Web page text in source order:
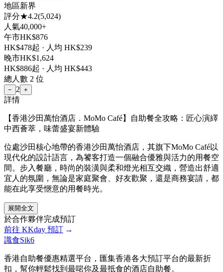
地區新界
評分★4.2(5,024)
人氣40,000+
午市HK$876
HK$478起 · 人均 HK$239
晚市HK$1,624
HK$886起 · 人均 HK$443
總人數 2 位
− 2 +
詳情
【香港沙田萬怡酒店．MoMo Café】自助餐全攻略：匠心演繹
中西薈萃，味蕾盛宴新體驗
位處沙田核心地帶的香港沙田萬怡酒店，其旗下MoMo Café以
現代化的設計語言，為饕客打造一個融合優雅與活力的用餐空
間。步入餐廳，時尚的裝潢與柔和燈光相互交織，營造出舒適
宜人的氛圍，無論是家庭聚會、好友歡聚，還是商務宴請，都
能在此享受愜意的用餐時光。
展開全文
於合作夥伴完成預訂
前往 KKday 預訂 →
識食Sik6
香港自助餐優惠精選平台，匯集香港各大預訂平台的最新折
扣，幫你輕鬆找到最啱你及最抵食的酒店自助餐。